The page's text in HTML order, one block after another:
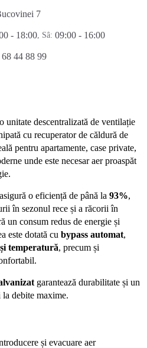
7
- 18:00, Sâ: 09:00 - 16:00
44 88 99
unitate descentralizată de ventilație
cu recuperator de căldură de
pentru apartamente, case private,
unde este necesar aer proaspăt
asigură o eficiență de până la 93%,
în sezonul rece și a răcorii în
un consum redus de energie și
este dotată cu bypass automat,
temperatură, precum și
garantează durabilitate și un
debite maxime.
și evacuare aer